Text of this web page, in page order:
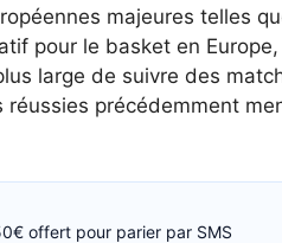
majeures telles
pour le basket en
large de suivre des
réussies précédemment
offert pour parier par SMS